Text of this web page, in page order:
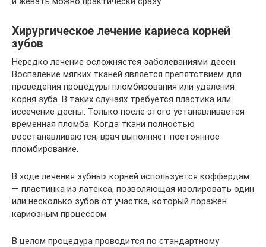
Хирургическое лечение кариеса корней
зубов
Нередко лечение осложняется заболеваниями десен.
Воспаление мягких тканей является препятствием для
проведения процедуры пломбирования или удаления
корня зуба. В таких случаях требуется пластика или
иссечение десны. Только после этого устанавливается
временная пломба. Когда ткани полностью
восстанавливаются, врач выполняет постоянное
пломбирование.
В ходе лечения зубных корней используется коффердам
— пластинка из латекса, позволяющая изолировать один
или несколько зубов от участка, который поражен
кариозным процессом.
В целом процедура проводится по стандартному